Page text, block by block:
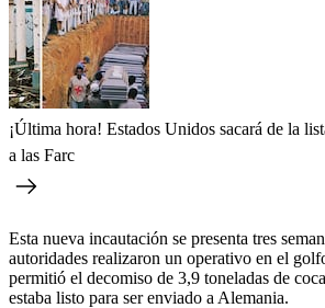
¡Última hora! Estados Unidos sacará de la
a las Farc
Esta nueva incautación se presenta tres
autoridades realizaron un operativo en el
permitió el decomiso de 3,9 toneladas de
estaba listo para ser enviado a Alemania.